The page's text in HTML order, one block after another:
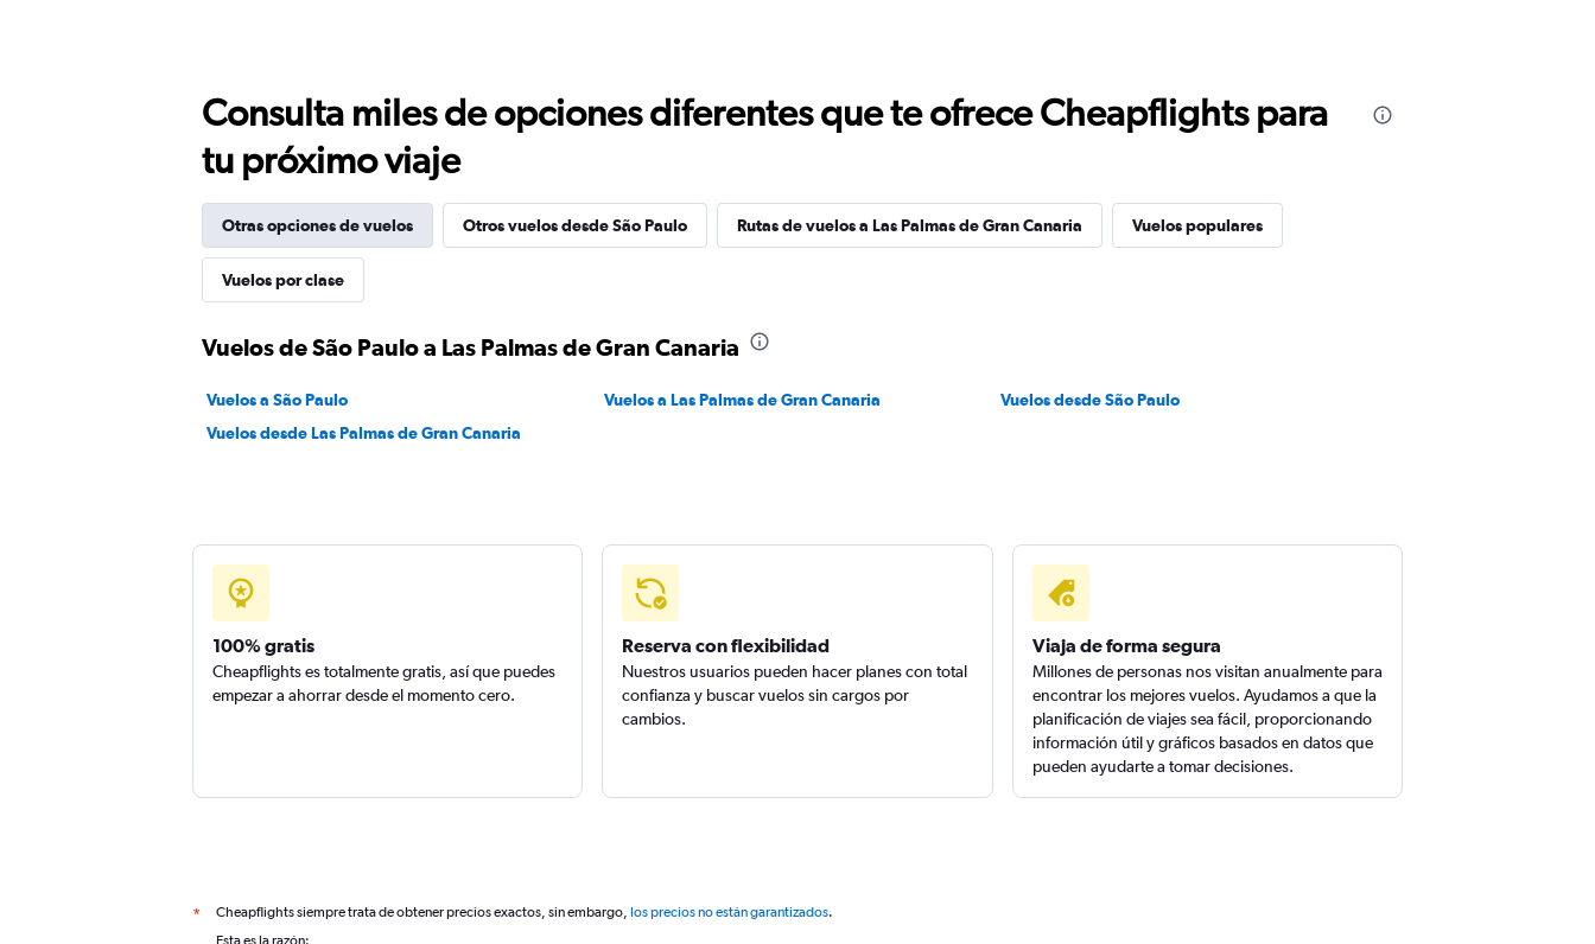
Consulta miles de opciones diferentes que te ofrece Cheapflights para
tu próximo viaje
Otras opciones de vuelos Otros vuelos desde São Paulo Rutas de vuelos a Las Palmas de Gran Canaria Vuelos populares
Vuelos por clase
Vuelos de São Paulo a Las Palmas de Gran Canaria
Vuelos a São Paulo Vuelos a Las Palmas de Gran Canaria
Vuelos desde São Paulo
Vuelos desde Las Palmas de Gran Canaria
100% gratis
Cheapflights es totalmente gratis, así que puedes
empezar a ahorrar desde el momento cero.
Reserva con flexibilidad
Nuestros usuarios pueden hacer planes con total
confianza y buscar vuelos sin cargos por
cambios.
Viaja de forma segura
Millones de personas nos visitan anualmente para
encontrar los mejores vuelos. Ayudamos a que la
planificación de viajes sea fácil, proporcionando
información útil y gráficos basados en datos que
pueden ayudarte a tomar decisiones.
* Cheapflights siempre trata de obtener precios exactos, sin embargo, los precios no están garantizados.
Esta es la razón: